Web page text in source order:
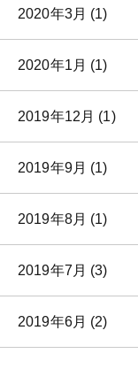
2020年3月 (1)
2020年1月 (1)
2019年12月 (1)
2019年9月 (1)
2019年8月 (1)
2019年7月 (3)
2019年6月 (2)